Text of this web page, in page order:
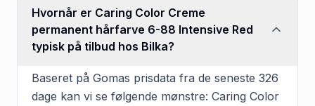
Hvornår er Caring Color Creme
permanent hårfarve 6-88 Intensive Red
typisk på tilbud hos Bilka?
Baseret på Gomas prisdata fra de seneste 326
dage kan vi se følgende mønstre: Caring Color